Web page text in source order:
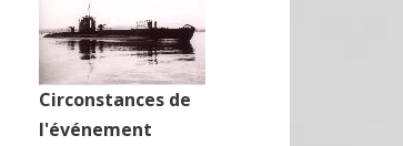
Circonstances de
l'événement